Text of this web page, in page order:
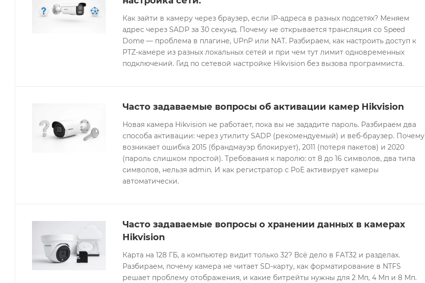
Как зайти в камеру через браузер, если IP-адреса в разных подсетях? Меняем
адрес через SADP за 30 секунд. Почему не открывается трансляция со Speed
Dome — проблема в плагине, UPnP или NAT. Разбираем, как настроить доступ к
PTZ-камере из разных локальных сетей и при чем тут лимит одновременных
подключений. Гид по сетевой настройке Hikvision без вызова программиста.
Часто задаваемые вопросы об активации камер Hikvision
Новая камера Hikvision не работает, пока вы не зададите пароль. Разбираем два
способа активации: через утилиту SADP (рекомендуемый) и веб-браузер. Почему
возникает ошибка 2015 (брандмауэр блокирует), 2011 (потеря пакетов) и 2020
(пароль слишком простой). Требования к паролю: от 8 до 16 символов, два типа
символов, нельзя admin. И как регистратор с PoE активирует камеры
автоматически.
Часто задаваемые вопросы о хранении данных в камерах
Hikvision
Карта на 128 ГБ, а компьютер видит только 32? Всё дело в FAT32 и разделах.
Разбираем, почему камера не читает SD-карту, как форматирование в NTFS
решает проблему отображения, и какие битрейты нужны для 2 Мп, 4 Мп и 8 Мп.